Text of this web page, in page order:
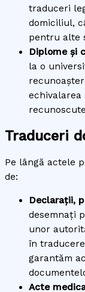
traduceri
domiciliul,
pentru alte
Diplome și
la o
Traduceri
Pe lângă actele
de:
Declarații,
desemnați
unor
în
garantăm
Acte